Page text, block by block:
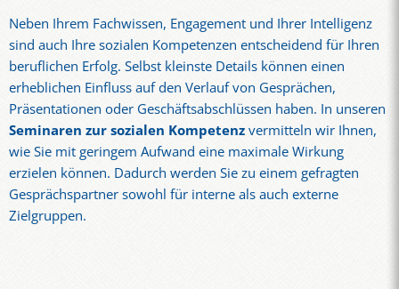
Neben Ihrem Fachwissen, Engagement und Ihrer Intelligenz
sind auch Ihre sozialen Kompetenzen entscheidend für Ihren
beruflichen Erfolg. Selbst kleinste Details können einen
erheblichen Einfluss auf den Verlauf von Gesprächen,
Präsentationen oder Geschäftsabschlüssen haben. In unseren
Seminaren zur sozialen Kompetenzvermitteln wir Ihnen,
wie Sie mit geringem Aufwand eine maximale Wirkung
erzielen können. Dadurch werden Sie zu einem gefragten
Gesprächspartner sowohl für interne als auch externe
Zielgruppen.